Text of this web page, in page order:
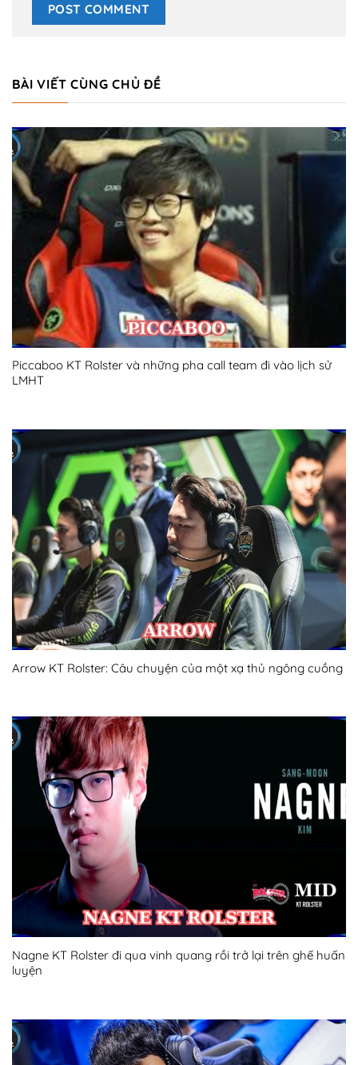
BÀI VIẾT CÙNG CHỦ ĐỀ
Piccaboo KT Rolster và những pha call team đi vào lịch sử
LMHT
Arrow KT Rolster: Câu chuyện của một xạ thủ ngông cuồng
Nagne KT Rolster đi qua vinh quang rồi trở lại trên ghế huấn
luyện